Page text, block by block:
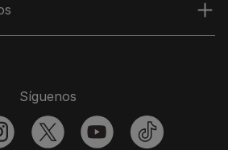
Síguenos
twitter youtubetiktok